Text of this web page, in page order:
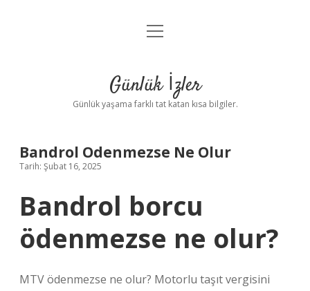
Anasayfa
Yasal Uyarı
menüyü
Günlük İzler
Günlük yaşama farklı tat katan kısa bilgiler.
Bandrol Odenmezse Ne Olur
Tarih: Şubat 16, 2025
Bandrol borcu
ödenmezse ne olur?
MTV ödenmezse ne olur? Motorlu taşıt vergisini